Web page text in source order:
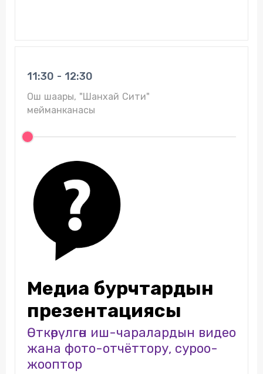
11:30 - 12:30
Ош шаары, "Шанхай Сити"
мейманканасы
Медиа бурчтардын
презентациясы
Өткөрүлгөн иш-чаралардын видео
жана фото-отчёттору, суроо-
жооптор